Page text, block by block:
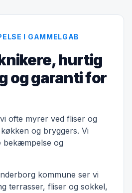
I GAMMELGAB
hurtig
og garanti for
ofte myrer ved fliser og
og bryggers. Vi
bekæmpelse og
kommune ser vi
terrasser, fliser og sokkel,